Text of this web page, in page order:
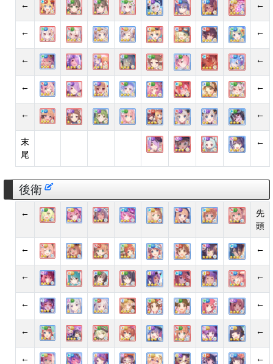
← ←
← ←
← ←
← ←
← ←
末
尾
←
後衛
←
先
頭
← ←
← ←
← ←
← ←
← ←